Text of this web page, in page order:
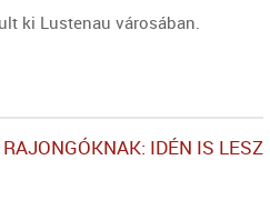
ki Lustenau városában.
IDÉN IS LESZ